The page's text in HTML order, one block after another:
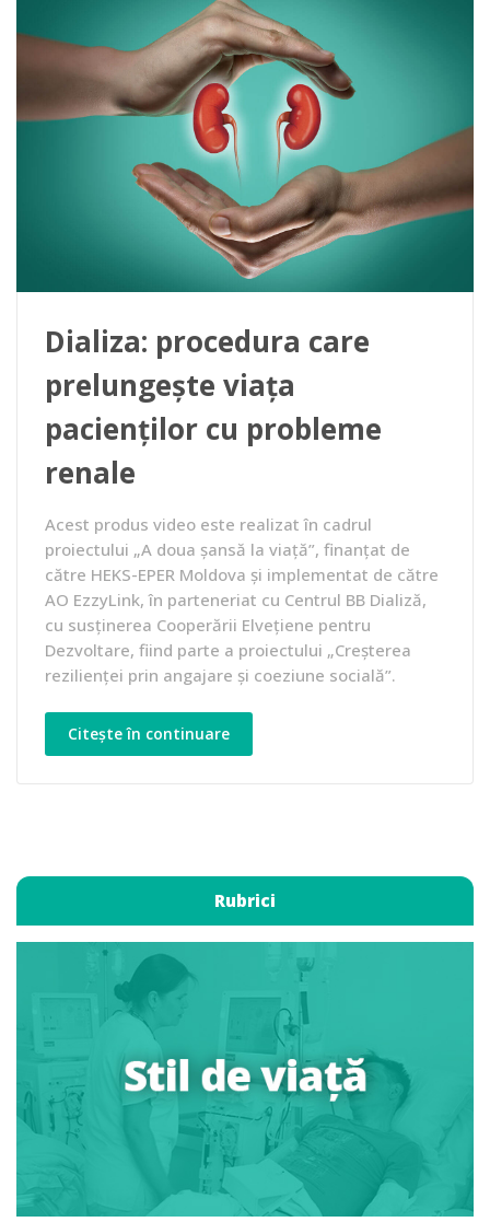
Dializa: procedura care
prelungește viața
pacienților cu probleme
renale
Acest produs video este realizat în cadrul
proiectului „A doua șansă la viață”, finanțat de
către HEKS-EPER Moldova și implementat de către
AO EzzyLink, în parteneriat cu Centrul BB Dializă,
cu susținerea Cooperării Elvețiene pentru
Dezvoltare, fiind parte a proiectului „Creșterea
rezilienței prin angajare și coeziune socială”.
Citește în continuare
Rubrici